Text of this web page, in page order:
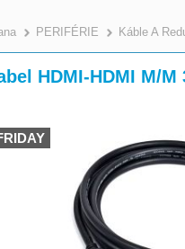
>
PERIFÉRIE Káble A
HDMI-HDMI M/